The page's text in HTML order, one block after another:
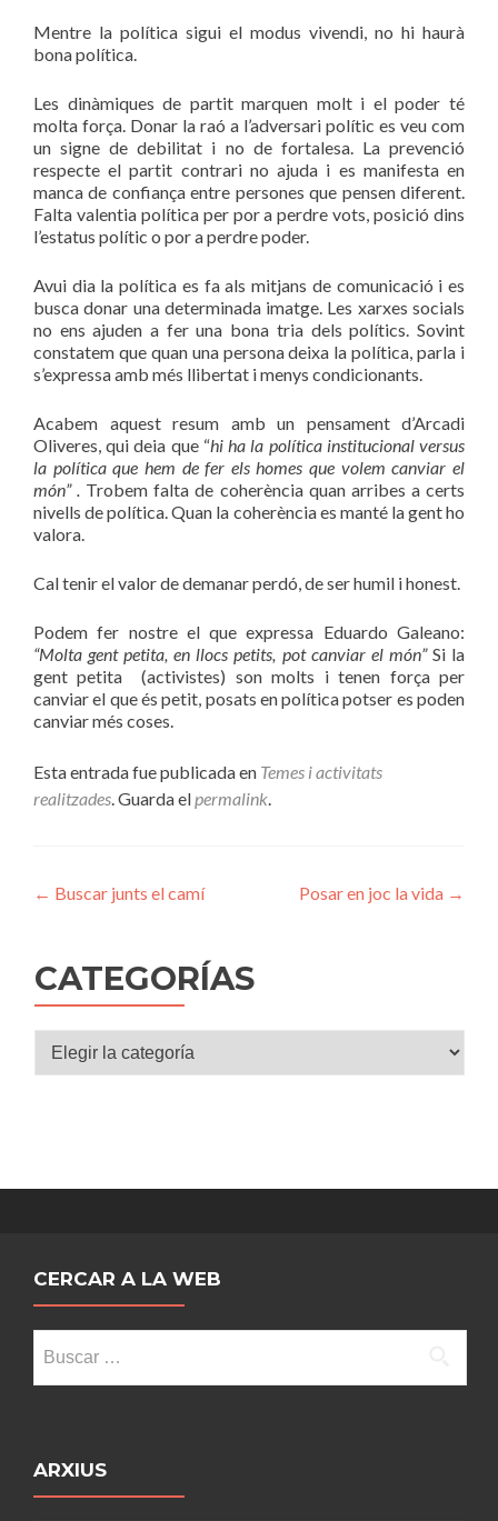
Mentre la política sigui el modus vivendi, no hi haurà
bona política.
Les dinàmiques de partit marquen molt i el poder té
molta força. Donar la raó a l’adversari polític es veu com
un signe de debilitat i no de fortalesa. La prevenció
respecte el partit contrari no ajuda i es manifesta en
manca de confiança entre persones que pensen diferent.
Falta valentia política per por a perdre vots, posició dins
l’estatus polític o por a perdre poder.
Avui dia la política es fa als mitjans de comunicació i es
busca donar una determinada imatge. Les xarxes socials
no ens ajuden a fer una bona tria dels polítics. Sovint
constatem que quan una persona deixa la política, parla i
s’expressa amb més llibertat i menys condicionants.
Acabem aquest resum amb un pensament d’Arcadi
Oliveres, qui deia que “hi ha la política institucional versus
la política que hem de fer els homes que volem canviar el
món” . Trobem falta de coherència quan arribes a certs
nivells de política. Quan la coherència es manté la gent ho
valora.
Cal tenir el valor de demanar perdó, de ser humil i honest.
Podem fer nostre el que expressa Eduardo Galeano:
“Molta gent petita, en llocs petits, pot canviar el món”Si la
gent petita (activistes) son molts i tenen força per
canviar el que és petit, posats en política potser es poden
canviar més coses.
Esta entrada fue publicada en Temes i activitats
realitzades. Guarda elpermalink.
Navegación
entradas
← Buscar junts el camí Posar en joc la vida →
CATEGORÍAS
Categorías
CERCAR A LA WEB
ARXIUS